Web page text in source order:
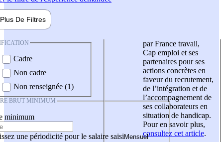
Plus De Filtres
Cadre
Non cadre
Non renseignée (1)
BRUT MINIMUM
minimum
une périodicité pour le salaire saisi
par France travail,
Cap emploi et ses
partenaires pour ses
actions concrètes en
faveur du recrutement,
de l’intégration et de
l’accompagnement de
ses collaborateurs en
situation de handicap.
Pour en savoir plus,
consultez cet article.